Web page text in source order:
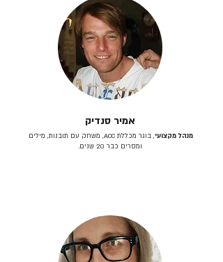
אמיר סנדיק
מנהל מקצועי
, בוגר מכללת ACC, משחק עם תובנות, מילים
ומסרים כבר 20 שנים.